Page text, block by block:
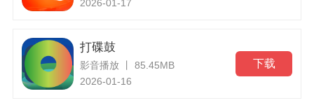
2026-01-17
打碟鼓
影音播放 丨 85.45MB
2026-01-16
下载